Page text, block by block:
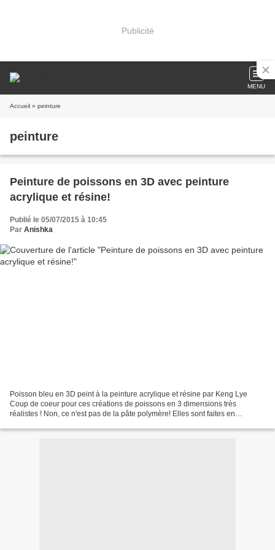
Publicité
MENU
Accueil » peinture
peinture
Peinture de poissons en 3D avec peinture
acrylique et résine!
Publié le 05/07/2015 à 10:45
Par Anishka
Poisson bleu en 3D peint à la peinture acrylique et résine par Keng Lye
Coup de coeur pour ces créations de poissons en 3 dimensions très
réalistes ! Non, ce n'est pas de la pâte polymère! Elles sont faites en